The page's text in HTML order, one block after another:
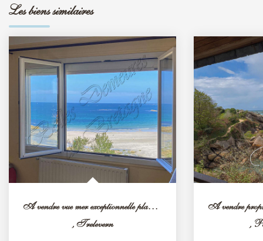
Les biens similaires
A vendre vue mer exceptionnelle plages à pied
,Trelevern ,